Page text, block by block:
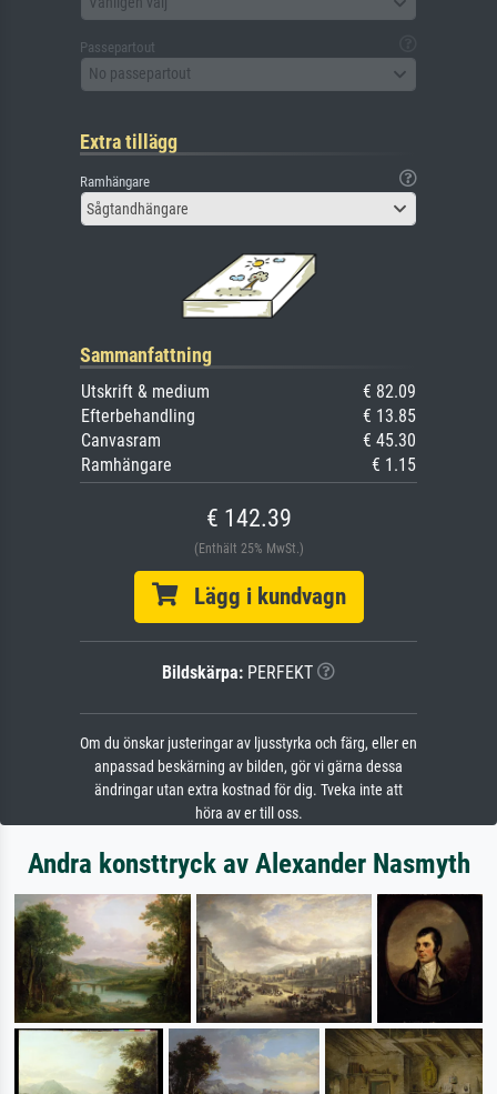
Passepartout
No passepartout
Extra tillägg
Ramhängare
Sågtandhängare
Sammanfattning
Utskrift & medium
€ 82.09
Efterbehandling
€ 13.85
Canvasram
€ 45.30
Ramhängare
€ 1.15
€ 142.39
(Enthält 25% MwSt.)
Lägg i kundvagn
Bildskärpa: PERFEKT
Om du önskar justeringar av ljusstyrka och färg, eller en
anpassad beskärning av bilden, gör vi gärna dessa
ändringar utan extra kostnad för dig. Tveka inte att
höra av er till oss.
Andra konsttryck av Alexander Nasmyth